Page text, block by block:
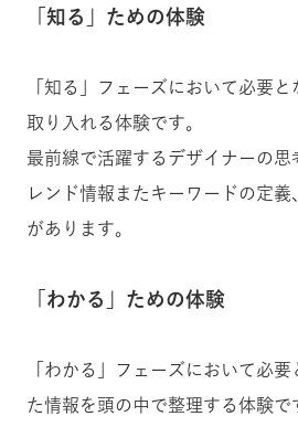
「知る」ための体験
「知る」フェーズにおいて必要
取り入れる体験です。
最前線で活躍するデザイナーの思
レンド情報またキーワードの定
があります。
「わかる」ための体験
「わかる」フェーズにおいて必
た情報を頭の中で整理する体験